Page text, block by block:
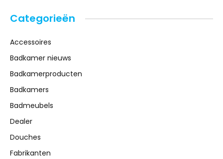
Categorieën
Accessoires
Badkamer nieuws
Badkamerproducten
Badkamers
Badmeubels
Dealer
Douches
Fabrikanten